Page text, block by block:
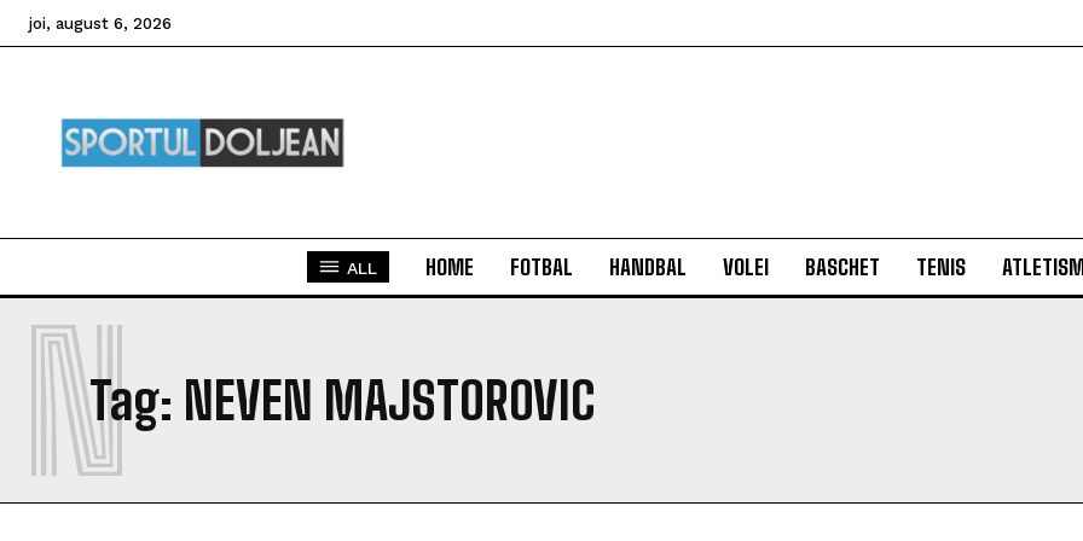
joi, august 6, 2026
ALL HOME FOTBAL HANDBAL VOLEI BASCHET TENIS
Tag: NEVEN MAJSTOROVIC
N